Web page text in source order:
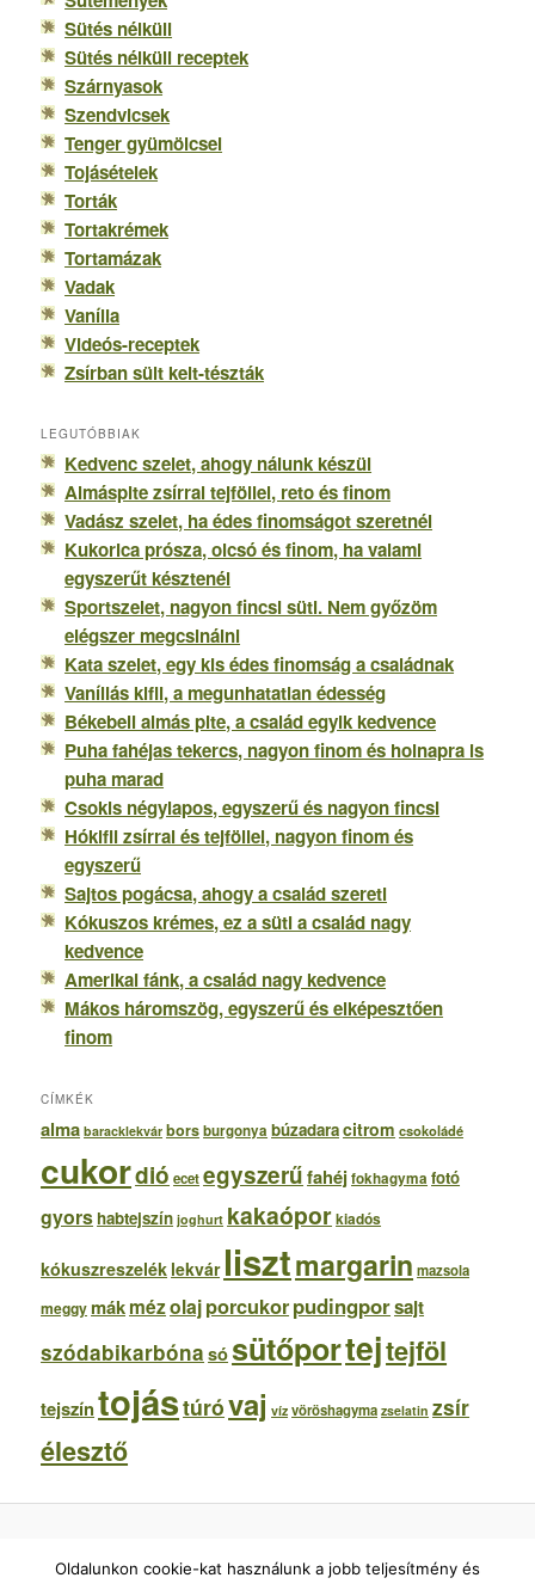
Sütés nélküli
Sütés nélküli receptek
Szárnyasok
Szendvicsek
Tenger gyümölcsei
Tojásételek
Torták
Tortakrémek
Tortamázak
Vadak
Vanília
Videós-receptek
Zsírban sült kelt-tészták
LEGUTÓBBIAK
Kedvenc szelet, ahogy nálunk készül
Almáspite zsírral tejföllel, reto és finom
Vadász szelet, ha édes finomságot szeretnél
Kukorica prósza, olcsó és finom, ha valami
egyszerűt késztenél
Sportszelet, nagyon fincsi süti. Nem győzöm
elégszer megcsinálni
Kata szelet, egy kis édes finomság a családnak
Vaníliás kifli, a megunhatatlan édesség
Békebeli almás pite, a család egyik kedvence
Puha fahéjas tekercs, nagyon finom és holnapra is
puha marad
Csokis négylapos, egyszerű és nagyon fincsi
Hókifli zsírral és tejföllel, nagyon finom és
egyszerű
Sajtos pogácsa, ahogy a család szereti
Kókuszos krémes, ez a süti a család nagy
kedvence
Amerikai fánk, a család nagy kedvence
Mákos háromszög, egyszerű és elképesztően
finom
CÍMKÉK
alma baracklekvár borsburgonya búzadaracitrom csokoládé
cukordió ecetegyszerűfahéjfokhagyma fotó
gyorshabtejszín joghurt kakaóporkiadós
kókuszreszelék lekvár lisztmargarin mazsola
meggymákmézolajporcukorpudingporsajt
szódabikarbóna sósütőportejtejföl
tejszíntojástúróvaj víz vöröshagyma zselatin zsír
élesztő
Oldalunkon cookie-kat használunk a jobb teljesítmény és